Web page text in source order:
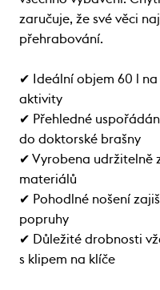
zaručuje, že své věci
přehrabování.
✔ Ideální objem 60 l
aktivity
✔ Přehledné
do doktorské brašny
✔ Vyrobena udržitelně
materiálů
✔ Pohodlné nošení
popruhy
✔ Důležité drobnosti
s klipem na klíče